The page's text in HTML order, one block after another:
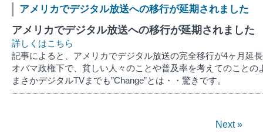
アメリカでデジタル放送への移行が延期されました
アメリカでデジタル放送への移行が延期されました
詳しくはこちら
記事によると、アメリカでデジタル放送の完全移行が4ヶ月延
オバマ政権下で、貧しい人々のことや普及率を考えてのことの
まさかデジタルTVまでも”Change”とは・・驚きです。
Next »